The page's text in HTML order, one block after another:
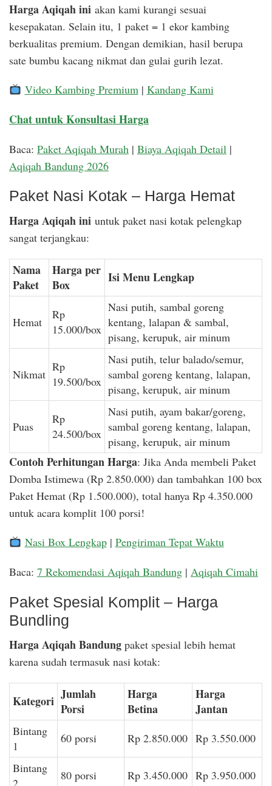
Harga Aqiqah ini akan kami kurangi sesuai
kesepakatan. Selain itu, 1 paket = 1 ekor kambing
berkualitas premium. Dengan demikian, hasil berupa
sate bumbu kacang nikmat dan gulai gurih lezat.
Video Kambing Premium| Kandang Kami
Chat untuk Konsultasi Harga
Baca: Paket Aqiqah Murah | Biaya Aqiqah Detail |
Aqiqah Bandung 2026
Paket Nasi Kotak – Harga Hemat
Harga Aqiqah ini untuk paket nasi kotak pelengkap
sangat terjangkau:
Nama
Paket
Harga per
Box
Isi Menu Lengkap
Hemat
Rp
15.000/box
Nasi putih, sambal goreng
kentang, lalapan & sambal,
pisang, kerupuk, air minum
Nikmat
Rp
19.500/box
Nasi putih, telur balado/semur,
sambal goreng kentang, lalapan,
pisang, kerupuk, air minum
Puas
Rp
24.500/box
Nasi putih, ayam bakar/goreng,
sambal goreng kentang, lalapan,
pisang, kerupuk, air minum
Contoh Perhitungan Harga: Jika Anda membeli Paket
Domba Istimewa (Rp 2.850.000) dan tambahkan 100 box
Paket Hemat (Rp 1.500.000), total hanya Rp 4.350.000
untuk acara komplit 100 porsi!
Nasi Box Lengkap| Pengiriman Tepat Waktu
Baca: 7 Rekomendasi Aqiqah Bandung | Aqiqah Cimahi
Paket Spesial Komplit – Harga
Bundling
Harga Aqiqah Bandung paket spesial lebih hemat
karena sudah termasuk nasi kotak:
Kategori Jumlah
Porsi
Harga
Betina
Harga
Jantan
Bintang
1
60 porsi Rp 2.850.000 Rp 3.550.000
Bintang
2
80 porsi Rp 3.450.000 Rp 3.950.000